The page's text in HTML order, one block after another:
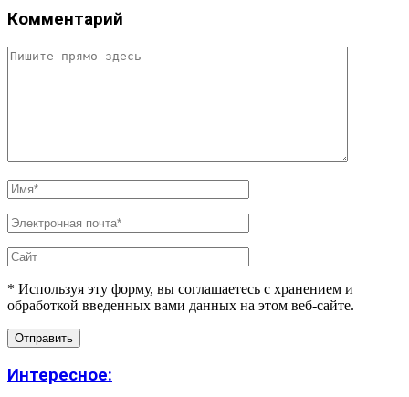
Комментарий
* Используя эту форму, вы соглашаетесь с хранением и
обработкой введенных вами данных на этом веб-сайте.
Интересное: